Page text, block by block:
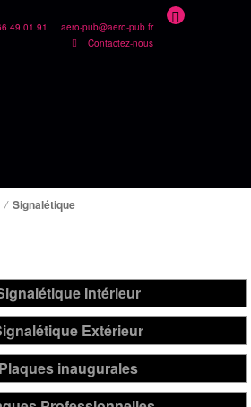
49 01 91 aero-pub@aero-pub.fr
Contactez-nous
/ Signalétique